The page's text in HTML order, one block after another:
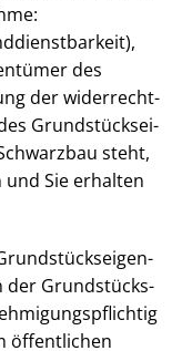
des
der wi­der­recht­
Grund­stücks­ei­
steht,
und Sie erhalten
der Grund­stücks­
öffentlichen